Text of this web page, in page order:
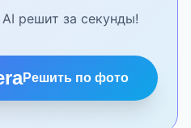
решит за секунды!
Решить по фото